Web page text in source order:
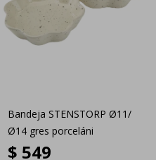
Bandeja STENSTORP Ø11/
Ø14 gres porceláni
$ 549